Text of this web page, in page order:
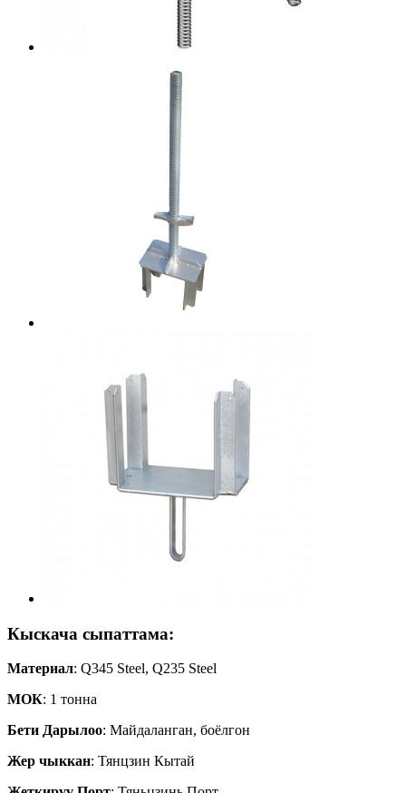
Кыскача сыпаттама:
Материал: Q345 Steel, Q235 Steel
МОК: 1 тонна
Бети Дарылоо: Майдаланган, боёлгон
Жер чыккан: Тянцзин Кытай